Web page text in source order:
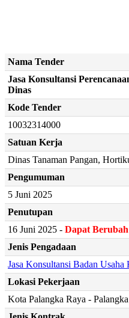
Nama Tender
Jasa Konsultansi
Dinas
Kode Tender
10032314000
Satuan Kerja
Dinas Tanaman Pangan,
Pengumuman
5 Juni 2025
Penutupan
16 Juni 2025 - Dapat Berubah
Jenis Pengadaan
Jasa Konsultansi Badan Usaha
Lokasi Pekerjaan
Kota Palangka Raya -